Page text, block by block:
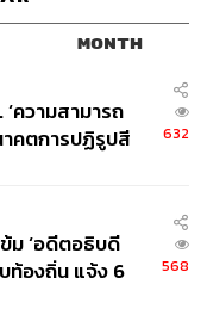
ที่สร้างความเสียหาย
ที่รุนแรงที่สุดในรอบ
หลักในเขต EEC
ลือเพียงเฉลี่ย 20-30
ป็นวาระแห่งชาติ
นภาคอุตสาหกรรมมี
ด้นำความท้าทายนี้
ารน้ำภายใต้
MONTH
ความสามารถ
าคตการปฏิรูปสี
632
ม ‘อดีตอธิบดี
ท้องถิ่น แจ้ง 6
568